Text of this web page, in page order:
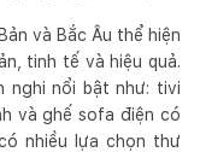
và Bắc Âu thể hiện
tinh tế và hiệu quả.
nghi nổi bật như: tivi
và ghế sofa điện có
nhiều lựa chọn thư